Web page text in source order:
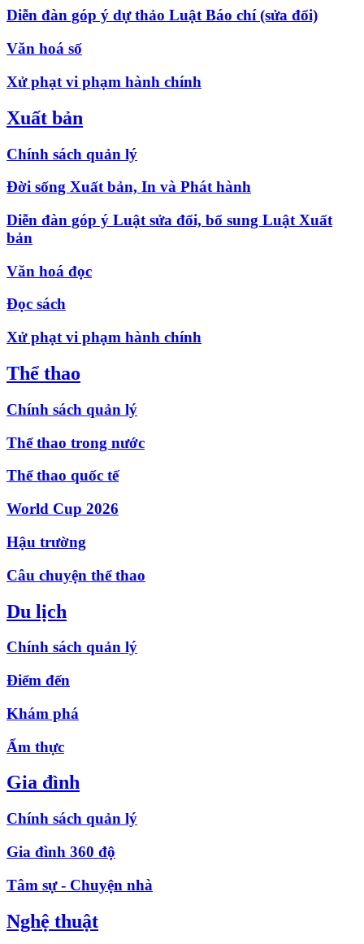
Diễn đàn góp ý dự thảo Luật Báo chí (sửa đổi)
Văn hoá số
Xử phạt vi phạm hành chính
Xuất bản
Chính sách quản lý
Đời sống Xuất bản, In và Phát hành
Diễn đàn góp ý Luật sửa đổi, bổ sung Luật Xuất
bản
Văn hoá đọc
Đọc sách
Xử phạt vi phạm hành chính
Thể thao
Chính sách quản lý
Thể thao trong nước
Thể thao quốc tế
World Cup 2026
Hậu trường
Câu chuyện thể thao
Du lịch
Chính sách quản lý
Điểm đến
Khám phá
Ẩm thực
Gia đình
Chính sách quản lý
Gia đình 360 độ
Tâm sự - Chuyện nhà
Nghệ thuật